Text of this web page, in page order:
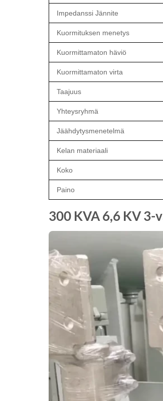
Impedanssi Jännite
Kuormituksen menetys
Kuormittamaton häviö
Kuormittamaton virta
Taajuus
Yhteysryhmä
Jäähdytysmenetelmä
Kelan materiaali
Koko
Paino
300 KVA 6,6 KV